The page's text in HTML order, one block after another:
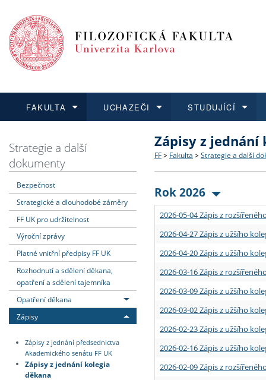
FAKULTA
Dozvědět se více
Struktura a historie
Strategie a další
Podpora a benefity pro
Absolventi fakulty
UCHAZEČI
Podat přihlášku
Co studovat a jak se
Učitelské studijní
Informace k průběhu
STUDUJÍCÍ
Dozvědět se více
Bakalářské a magisterské
Doktorské studium
Rigorózní řízení
Dozvědět se více
O vědě a výzkumu na FF
Akademické kvalifikace
Granty a projekty
Dozvědět se více
Aktuální nabídky a
Vyjíždějící studenti
Přijíždějící studenti
Vyjíždějící zaměstnanci
Strategie a další
dokumenty
Bezpečnost
Strategické a dlouhodobé záměry
FF UK pro udržitelnost
Výroční zprávy
Platné vnitřní předpisy FF UK
Rozhodnutí a sdělení děkana,
opatření a sdělení tajemníka
Opatření děkana
Zápisy
Zápisy z jednání předsednictva
Akademického senátu FF UK
Zápisy z jednání kolegia
děkana
Zápisy z jednání
FF > Fakulta > Strategie a další
Rok 2026
2026-05-04 Zápis z
2026-04-27 Zápis z užšího
2026-04-20 Zápis z užšího
2026-03-16 Zápis z
2026-03-09 Zápis z užšího
2026-03-02 Zápis z užšího
2026-02-23 Zápis z užšího
2026-02-16 Zápis z užšího
2026-02-09 Zápis z